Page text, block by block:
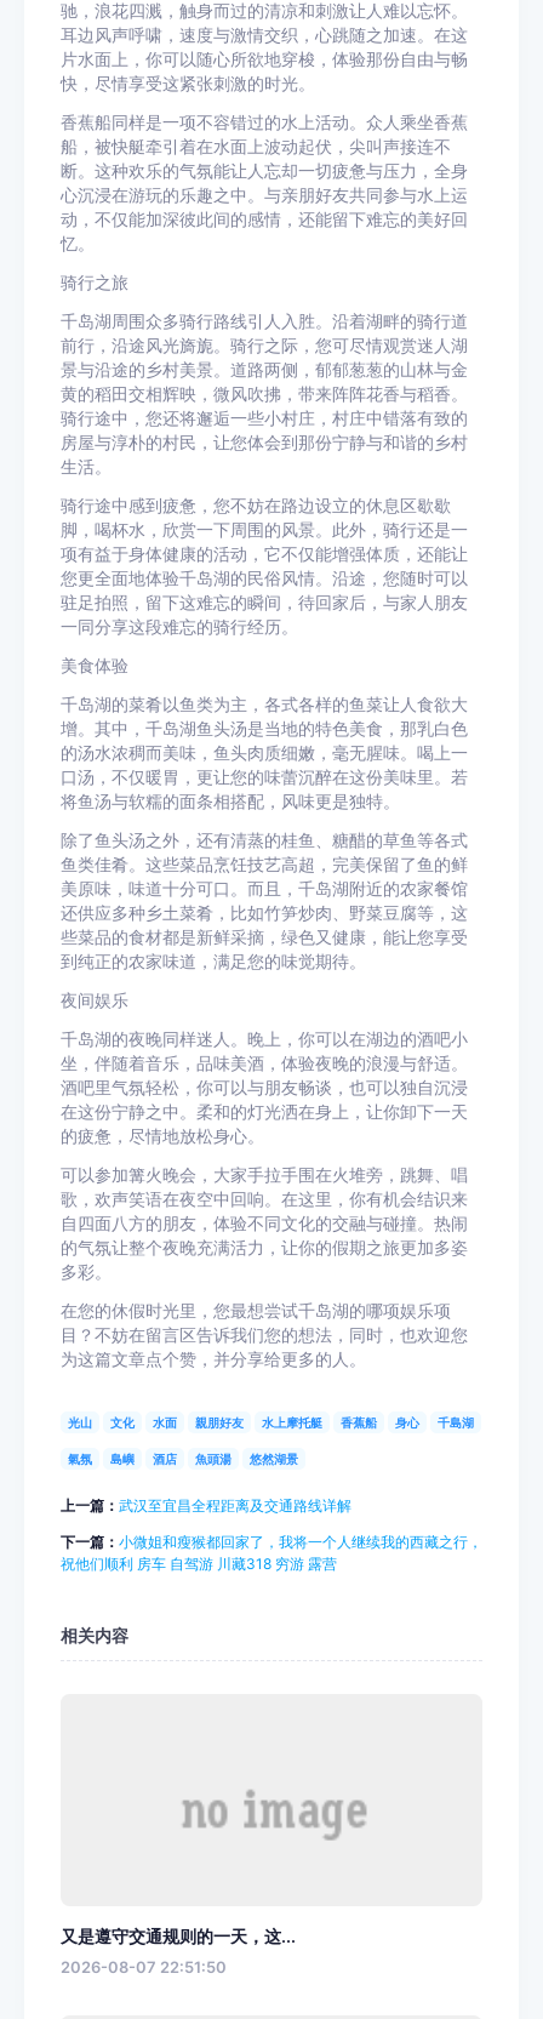
驰，浪花四溅，触身而过的清凉和刺激让人难以忘怀。
耳边风声呼啸，速度与激情交织，心跳随之加速。在这
片水面上，你可以随心所欲地穿梭，体验那份自由与畅
快，尽情享受这紧张刺激的时光。
香蕉船同样是一项不容错过的水上活动。众人乘坐香蕉
船，被快艇牵引着在水面上波动起伏，尖叫声接连不
断。这种欢乐的气氛能让人忘却一切疲惫与压力，全身
心沉浸在游玩的乐趣之中。与亲朋好友共同参与水上运
动，不仅能加深彼此间的感情，还能留下难忘的美好回
忆。
骑行之旅
千岛湖周围众多骑行路线引人入胜。沿着湖畔的骑行道
前行，沿途风光旖旎。骑行之际，您可尽情观赏迷人湖
景与沿途的乡村美景。道路两侧，郁郁葱葱的山林与金
黄的稻田交相辉映，微风吹拂，带来阵阵花香与稻香。
骑行途中，您还将邂逅一些小村庄，村庄中错落有致的
房屋与淳朴的村民，让您体会到那份宁静与和谐的乡村
生活。
骑行途中感到疲惫，您不妨在路边设立的休息区歇歇
脚，喝杯水，欣赏一下周围的风景。此外，骑行还是一
项有益于身体健康的活动，它不仅能增强体质，还能让
您更全面地体验千岛湖的民俗风情。沿途，您随时可以
驻足拍照，留下这难忘的瞬间，待回家后，与家人朋友
一同分享这段难忘的骑行经历。
美食体验
千岛湖的菜肴以鱼类为主，各式各样的鱼菜让人食欲大
增。其中，千岛湖鱼头汤是当地的特色美食，那乳白色
的汤水浓稠而美味，鱼头肉质细嫩，毫无腥味。喝上一
口汤，不仅暖胃，更让您的味蕾沉醉在这份美味里。若
将鱼汤与软糯的面条相搭配，风味更是独特。
除了鱼头汤之外，还有清蒸的桂鱼、糖醋的草鱼等各式
鱼类佳肴。这些菜品烹饪技艺高超，完美保留了鱼的鲜
美原味，味道十分可口。而且，千岛湖附近的农家餐馆
还供应多种乡土菜肴，比如竹笋炒肉、野菜豆腐等，这
些菜品的食材都是新鲜采摘，绿色又健康，能让您享受
到纯正的农家味道，满足您的味觉期待。
夜间娱乐
千岛湖的夜晚同样迷人。晚上，你可以在湖边的酒吧小
坐，伴随着音乐，品味美酒，体验夜晚的浪漫与舒适。
酒吧里气氛轻松，你可以与朋友畅谈，也可以独自沉浸
在这份宁静之中。柔和的灯光洒在身上，让你卸下一天
的疲惫，尽情地放松身心。
可以参加篝火晚会，大家手拉手围在火堆旁，跳舞、唱
歌，欢声笑语在夜空中回响。在这里，你有机会结识来
自四面八方的朋友，体验不同文化的交融与碰撞。热闹
的气氛让整个夜晚充满活力，让你的假期之旅更加多姿
多彩。
在您的休假时光里，您最想尝试千岛湖的哪项娱乐项
目？不妨在留言区告诉我们您的想法，同时，也欢迎您
为这篇文章点个赞，并分享给更多的人。
光山 文化 水面 親朋好友 水上摩托艇 香蕉船 身心 千島湖
氣氛 島嶼 酒店 魚頭湯 悠然湖景
上一篇： 武汉至宜昌全程距离及交通路线详解
下一篇： 小微姐和瘦猴都回家了，我将一个人继续我的西藏之行，
祝他们顺利 房车 自驾游 川藏318 穷游 露营
相关内容
又是遵守交通规则的一天，这...
2026-08-07 22:51:50